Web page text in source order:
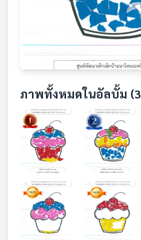
ภาพทั้งหมดในอัลบั้ม